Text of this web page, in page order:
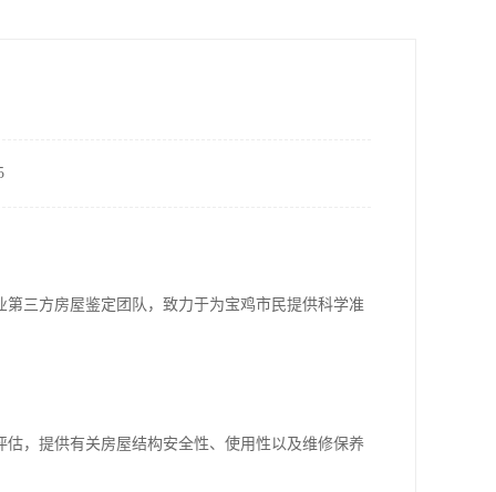
三方房屋鉴定团队，致力于为宝鸡市民提供科学准
，提供有关房屋结构安全性、使用性以及维修保养